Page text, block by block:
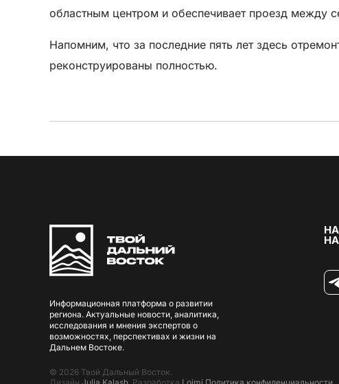
областным центром и обеспечивает проезд между
Напомним, что за последние пять лет здесь
реконструированы полностью.
Информационная платформа о развитии
региона. Актуальные новости, аналитика,
исследования и мнения экспертов о
возможностях, перспективах и жизни на
Дальнем Востоке.
© 2026 Твой Дальный Восток.